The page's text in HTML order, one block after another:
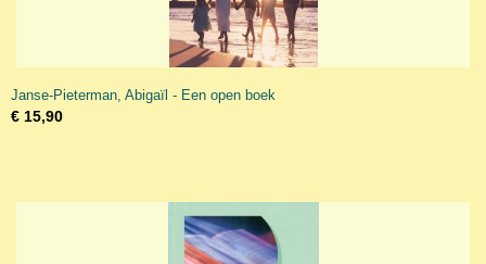
Janse-Pieterman, Abigaïl - Een open boek
€ 15,90